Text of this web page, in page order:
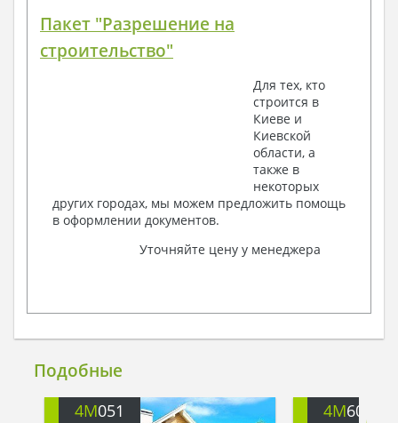
Пакет "Разрешение на
строительство"
Для тех, кто
строится в
Киеве и
Киевской
области, а
также в
некоторых
других городах, мы можем предложить помощь
в оформлении документов.
Уточняйте цену у менеджера
Подобные
4M051 4M600